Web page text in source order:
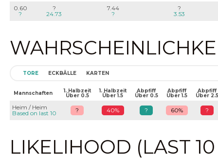
0.60
?
?
24.73
7.44
?
?
3.53
TORE ECKBÄLLE KARTEN
Mannschaften 1. Halbzeit
Über 0.5
1. Halbzeit
Über 1.5
Abpfiff
Über 0.5
Abpfiff
Über 1.5
Abpfiff
Über 2.5
Heim / Heim
Based on last 10
? 40% ? 60% ?
LIKELIHOOD (LAST